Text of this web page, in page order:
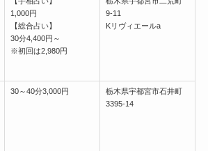
1,000円
【総合占い】
30分4,400円～
※初回は2,980円
9-11
Kリヴィエールa
30～40分3,000円
栃木県宇都宮市石井町
3395-14